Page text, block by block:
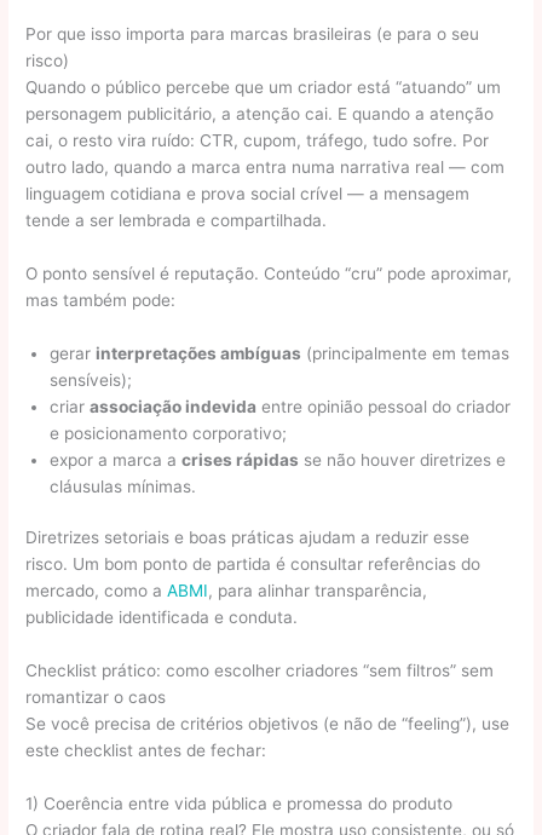
Por que isso importa para marcas brasileiras (e para o seu
risco)
Quando o público percebe que um criador está “atuando” um
personagem publicitário, a atenção cai. E quando a atenção
cai, o resto vira ruído: CTR, cupom, tráfego, tudo sofre. Por
outro lado, quando a marca entra numa narrativa real — com
linguagem cotidiana e prova social crível — a mensagem
tende a ser lembrada e compartilhada.
O ponto sensível é reputação. Conteúdo “cru” pode aproximar,
mas também pode:
gerar interpretações ambíguas (principalmente em temas
sensíveis);
criarassociação indevida entre opinião pessoal do criador
e posicionamento corporativo;
expor a marca acrises rápidas se não houver diretrizes e
cláusulas mínimas.
Diretrizes setoriais e boas práticas ajudam a reduzir esse
risco. Um bom ponto de partida é consultar referências do
mercado, como aABMI, para alinhar transparência,
publicidade identificada e conduta.
Checklist prático: como escolher criadores “sem filtros” sem
romantizar o caos
Se você precisa de critérios objetivos (e não de “feeling”), use
este checklist antes de fechar:
1) Coerência entre vida pública e promessa do produto
O criador fala de rotina real? Ele mostra uso consistente, ou só